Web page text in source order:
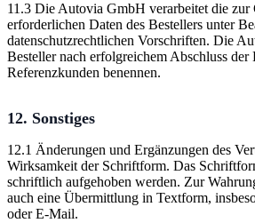
11.3 Die Autovia GmbH verarbeitet die zur
erforderlichen Daten des Bestellers unter
datenschutzrechtlichen Vorschriften. Die
Besteller nach erfolgreichem Abschluss der
Referenzkunden benennen.
12. Sonstiges
12.1 Änderungen und Ergänzungen des
Wirksamkeit der Schriftform. Das
schriftlich aufgehoben werden. Zur
auch eine Übermittlung in Textform,
oder E-Mail.